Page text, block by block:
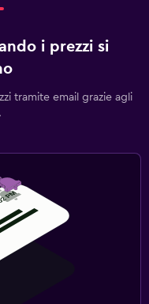
i prezzi si
tramite email grazie agli